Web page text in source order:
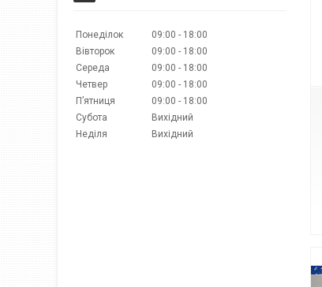
Понеділок 09:00
18:00
Вівторок
09:00
18:00
Середа
09:00
18:00
Четвер
09:00
18:00
Пʼятниця
09:00
18:00
Субота
Вихідний
Неділя
Вихідний